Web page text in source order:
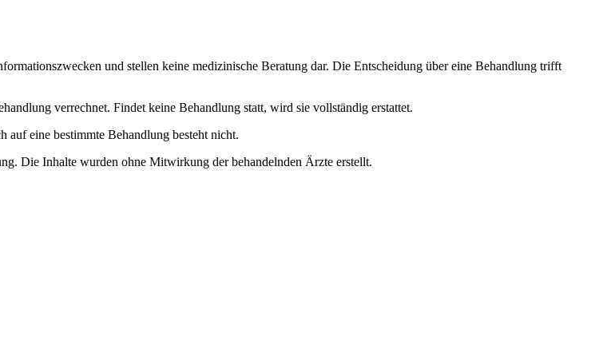
und stellen keine medizinische Beratung dar. Die Entscheidung über eine Behandlung trifft
verrechnet. Findet keine Behandlung statt, wird sie vollständig erstattet.
eine bestimmte Behandlung besteht nicht.
Die Inhalte wurden ohne Mitwirkung der behandelnden Ärzte erstellt.